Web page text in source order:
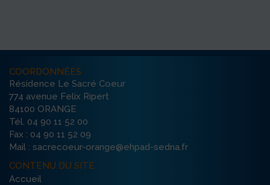
COORDONNÉES
Résidence Le Sacré Coeur
774 avenue Felix Ripert
84100 ORANGE
Tél. 04 90 11 52 00
Fax : 04 90 11 52 09
Mail : sacrecoeur-orange@ehpad-sedna.fr
CONTENU DU SITE
Accueil